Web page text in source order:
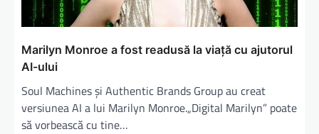
Marilyn Monroe a fost readusă la viață cu ajutorul
AI-ului
Soul Machines și Authentic Brands Group au creat
versiunea AI a lui Marilyn Monroe.„Digital Marilyn” poate
să vorbească cu tine…